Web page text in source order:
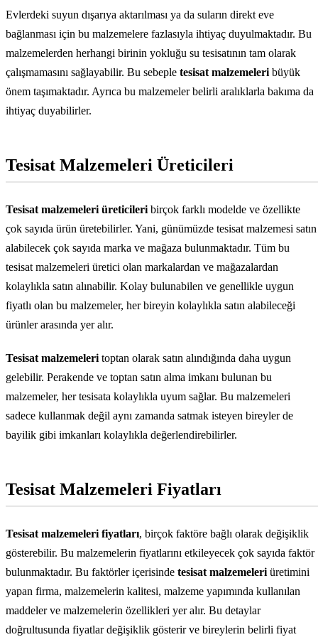
Evlerdeki suyun dışarıya aktarılması ya da suların direkt eve
bağlanması için bu malzemelere fazlasıyla ihtiyaç duyulmaktadır. Bu
malzemelerden herhangi birinin yokluğu su tesisatının tam olarak
çalışmamasını sağlayabilir. Bu sebeple tesisat malzemeleri büyük
önem taşımaktadır. Ayrıca bu malzemeler belirli aralıklarla bakıma da
ihtiyaç duyabilirler.
Tesisat Malzemeleri Üreticileri
Tesisat malzemeleri üreticileri birçok farklı modelde ve özellikte
çok sayıda ürün üretebilirler. Yani, günümüzde tesisat malzemesi satın
alabilecek çok sayıda marka ve mağaza bulunmaktadır. Tüm bu
tesisat malzemeleri üretici olan markalardan ve mağazalardan
kolaylıkla satın alınabilir. Kolay bulunabilen ve genellikle uygun
fiyatlı olan bu malzemeler, her bireyin kolaylıkla satın alabileceği
ürünler arasında yer alır.
Tesisat malzemeleri toptan olarak satın alındığında daha uygun
gelebilir. Perakende ve toptan satın alma imkanı bulunan bu
malzemeler, her tesisata kolaylıkla uyum sağlar. Bu malzemeleri
sadece kullanmak değil aynı zamanda satmak isteyen bireyler de
bayilik gibi imkanları kolaylıkla değerlendirebilirler.
Tesisat Malzemeleri Fiyatları
Tesisat malzemeleri fiyatları, birçok faktöre bağlı olarak değişiklik
gösterebilir. Bu malzemelerin fiyatlarını etkileyecek çok sayıda faktör
bulunmaktadır. Bu faktörler içerisinde tesisat malzemeleri üretimini
yapan firma, malzemelerin kalitesi, malzeme yapımında kullanılan
maddeler ve malzemelerin özellikleri yer alır. Bu detaylar
doğrultusunda fiyatlar değişiklik gösterir ve bireylerin belirli fiyat